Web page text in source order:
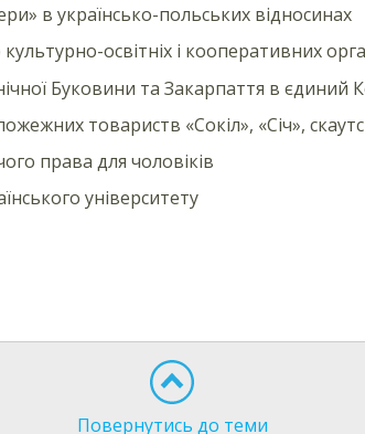
в українсько-польських відносинах
освітніх і кооперативних
Буковини та Закарпаття в єдиний
товариств «Сокіл», «Січ»,
права для чоловіків
університету
Повернутись до теми